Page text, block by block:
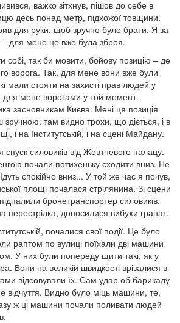
важко зітхнув, пішов до себе в
десь понад метр, підхожої товщини.
для руки, щоб зручно було брати. Я за
– для мене це вже була зброя.
собі, так би мовити, бойову позицію – де
ворога. Так, для мене вони вже були
мали стояти на захисті прав людей у
для мене ворогами у той момент.
засновникам Києва. Мені ця позиція
зручною: там видно трохи, що діється, і в
і на Інститутській, і на сцені Майдану.
силовиків від Жовтневого палацу.
почали потихеньку сходити вниз. Не
спокійно вниз... У той же час я почув,
площі почалася стрілянина. Зі сцени
бронетранспортер силовиків.
перестрілка, доносилися вибухи гранат.
почалися свої події. Це було
раптом по вулиці поїхали дві машини
У них були попереду щити такі, як у
Вони на великій швидкості врізалися в
відсовували їх. Сам удар об барикаду
відчуття. Видно було міць машини, те,
ж ці машини почали поливати людей